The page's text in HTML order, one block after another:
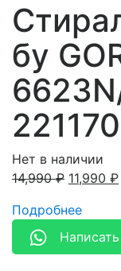
бу
Нет в наличии
14,990₽ 11,990 ₽
Подробнее